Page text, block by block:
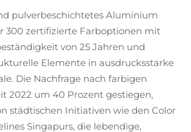
pulverbeschichtetes Aluminium
300 zertifizierte Farboptionen mit
von 25 Jahren und
Elemente in ausdrucksstarke
Die Nachfrage nach farbigen
2022 um 40 Prozent gestiegen,
städtischen Initiativen wie den Color
Singapurs, die lebendige,